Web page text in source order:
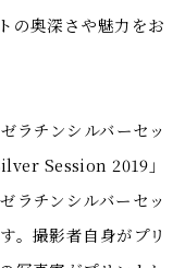
の奥深さや魅力をお
ラチンシルバーセッ
Session 2019」
ラチンシルバーセッ
。撮影者自身がプリ